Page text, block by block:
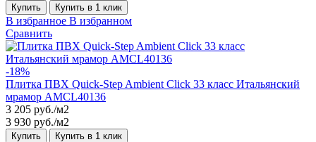
Купить Купить в 1 клик
В избранное В избранном
Сравнить
-18%
Плитка ПВХ Quick-Step Ambient Click 33 класс Итальянский
мрамор AMCL40136
3 205 руб./м2
3 930 руб./м2
Купить Купить в 1 клик